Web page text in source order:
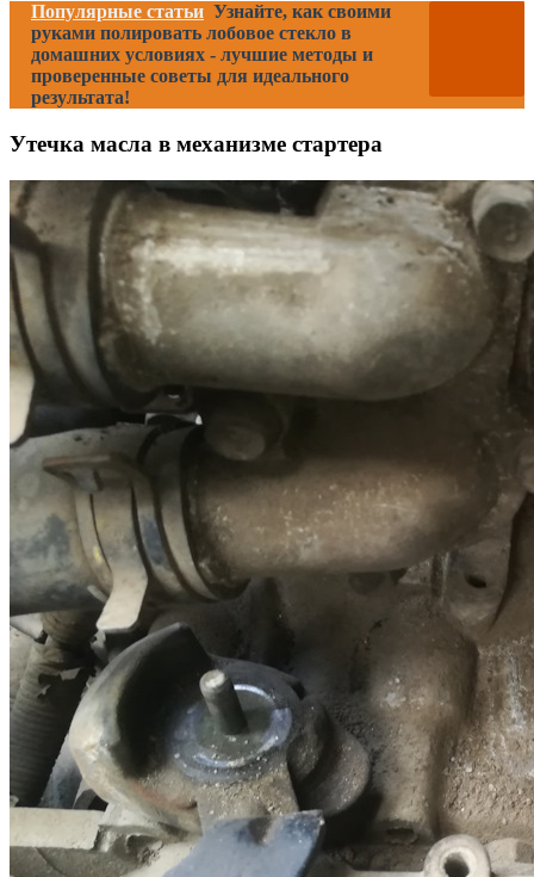
Популярные статьи Узнайте, как своими
руками полировать лобовое стекло в
домашних условиях - лучшие методы и
проверенные советы для идеального
результата!
Утечка масла в механизме стартера